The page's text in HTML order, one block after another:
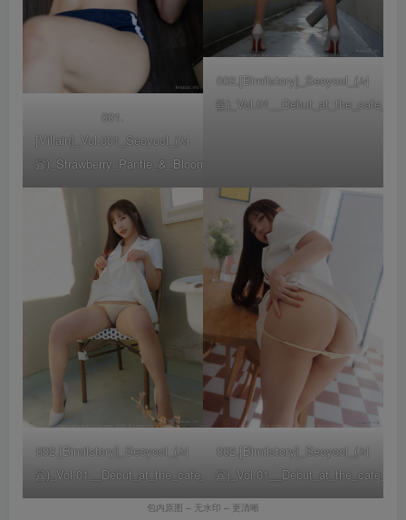
001.
[Villain]_Vol.001_Seoyool_(서
율)_Strawberry_Pantie_&_Bloomer___(80)
002.[Bimilstory]_Seoyool_(서
율
002.[Bimilstory]_Seoyool_(서
율)_Vol.01__Debut_at_the_cafe__0008
002.[Bimilstory]_Seoyool_(서
율
包内原图 – 无水印 – 更清晰